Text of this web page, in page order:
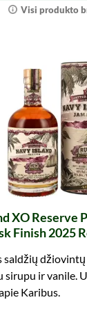
Visi produkto
XO Reserve
Finish 2025
saldžių džiovintų
sirupu ir vanile.
Karibus.